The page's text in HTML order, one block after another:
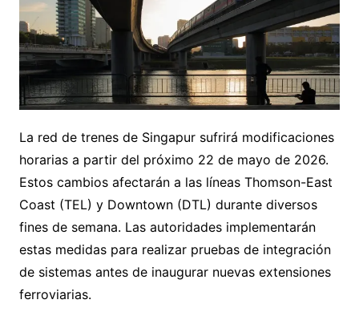
La red de trenes de Singapur sufrirá modificaciones
horarias a partir del próximo 22 de mayo de 2026.
Estos cambios afectarán a las líneas Thomson-East
Coast (TEL) y Downtown (DTL) durante diversos
fines de semana. Las autoridades implementarán
estas medidas para realizar pruebas de integración
de sistemas antes de inaugurar nuevas extensiones
ferroviarias.